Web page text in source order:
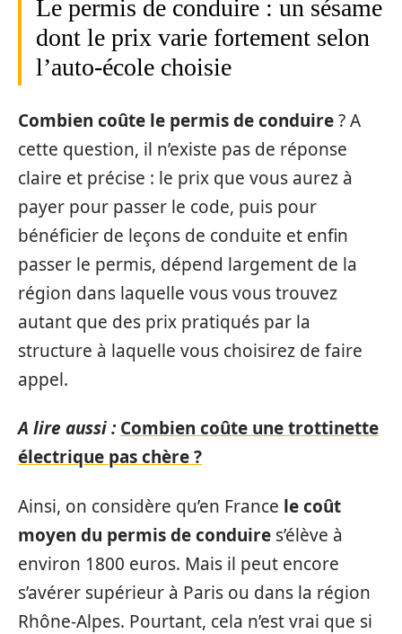
Le permis de conduire : un sésame
dont le prix varie fortement selon
l’auto-école choisie
Combien coûte le permis de conduire? A
cette question, il n’existe pas de réponse
claire et précise : le prix que vous aurez à
payer pour passer le code, puis pour
bénéficier de leçons de conduite et enfin
passer le permis, dépend largement de la
région dans laquelle vous vous trouvez
autant que des prix pratiqués par la
structure à laquelle vous choisirez de faire
appel.
A lire aussi : Combien coûte une trottinette
électrique pas chère ?
Ainsi, on considère qu’en France le coût
moyen du permis de conduire s’élève à
environ 1800 euros. Mais il peut encore
s’avérer supérieur à Paris ou dans la région
Rhône-Alpes. Pourtant, cela n’est vrai que si